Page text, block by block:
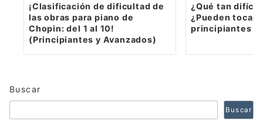
¡Clasificación de dificultad de
las obras para piano de
Chopin: del 1 al 10!
(Principiantes y Avanzados)
¿Qué tan difícil
¿Pueden
principiantes
Buscar
Buscar